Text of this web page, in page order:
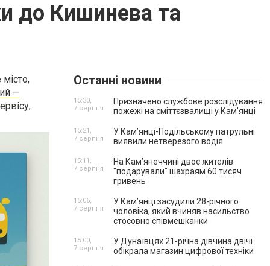
до Кишинева та
—
Останні новини
Призначено службове розслідування
пожежі на сміттєзвалищі у Кам’янці
15:30,
7 серпня
У Кам’янці-Подільському патрульні
виявили нетверезого водія
15:21,
7 серпня
На Камʼянеччині двоє жителів
"подарували" шахраям 60 тисяч
гривень
15:11,
7 серпня
У Камʼянці засудили 28-річного
чоловіка, який вчиняв насильство
стосовно співмешканки
15:06,
7 серпня
У Дунаївцях 21-річна дівчина двічі
обікрала магазин цифрової техніки
15:00,
7 серпня